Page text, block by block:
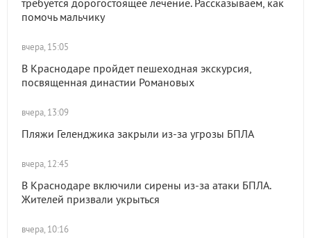
требуется дорогостоящее лечение. Рассказываем, как
помочь мальчику
вчера, 15:05
В Краснодаре пройдет пешеходная экскурсия,
посвященная династии Романовых
вчера, 13:09
Пляжи Геленджика закрыли из-за угрозы БПЛА
вчера, 12:45
В Краснодаре включили сирены из-за атаки БПЛА.
Жителей призвали укрыться
вчера, 10:16